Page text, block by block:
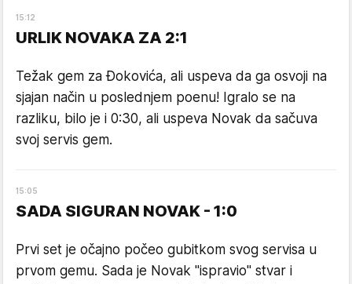
15:12
URLIK NOVAKA ZA 2:1
Težak gem za Đokovića, ali uspeva da ga osvoji na
sjajan način u poslednjem poenu! Igralo se na
razliku, bilo je i 0:30, ali uspeva Novak da sačuva
svoj servis gem.
15:05
SADA SIGURAN NOVAK - 1:0
Prvi set je očajno počeo gubitkom svog servisa u
prvom gemu. Sada je Novak "ispravio" stvar i